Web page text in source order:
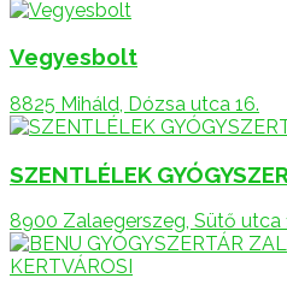
Vegyesbolt
8825 Miháld, Dózsa utca 16.
SZENTLÉLEK
8900 Zalaegerszeg, Sütő utca